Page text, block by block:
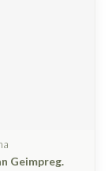
Geimpreg.